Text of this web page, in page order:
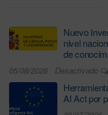
Nuevo
nivel
de
05/08/2026 Desactivado
AI Act por